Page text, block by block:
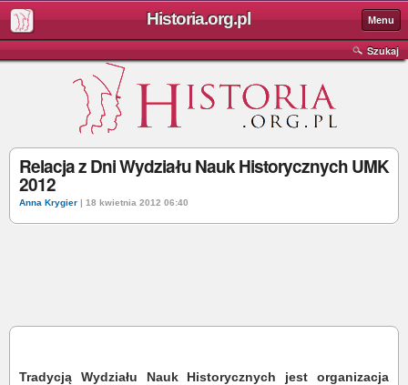
Historia.org.pl Menu
Szukaj
Relacja z Dni Wydziału Nauk Historycznych UMK
2012
Anna Krygier | 18 kwietnia 2012 06:40
Tradycją Wydziału Nauk Historycznych jest organizacja